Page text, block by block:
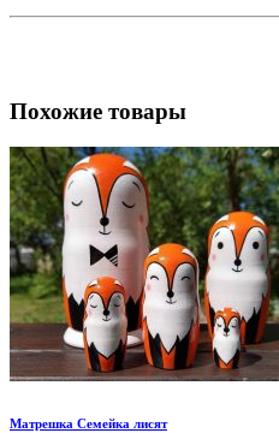
Похожие товары
Матрешка Семейка лисят